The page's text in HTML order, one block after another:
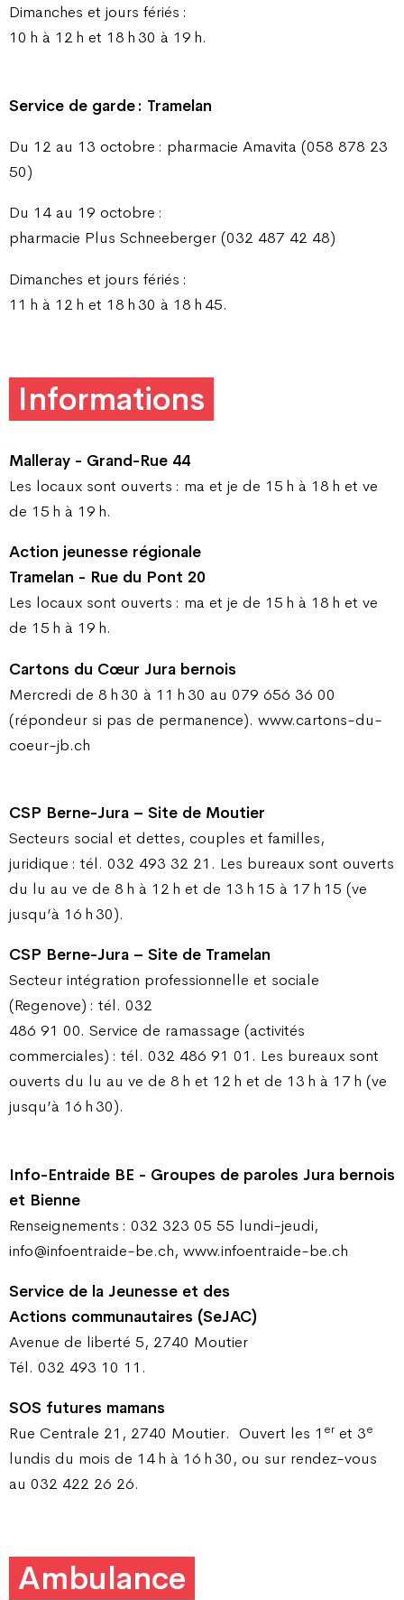
Dimanches et jours fériés :
10 h à 12 h et 18 h 30 à 19 h.
Service de garde : Tramelan
Du 12 au 13 octobre : pharmacie Amavita (058 878 23
50)
Du 14 au 19 octobre :
pharmacie Plus Schneeberger (032 487 42 48)
Dimanches et jours fériés :
11 h à 12 h et 18 h 30 à 18 h 45.
Informations
Malleray - Grand-Rue 44
Les locaux sont ouverts : ma et je de 15 h à 18 h et ve
de 15 h à 19 h.
Action jeunesse régionale
Tramelan - Rue du Pont 20
Les locaux sont ouverts : ma et je de 15 h à 18 h et ve
de 15 h à 19 h.
Cartons du Cœur Jura bernois
Mercredi de 8 h 30 à 11 h 30 au 079 656 36 00
(répondeur si pas de permanence). www.cartons-du-
coeur-jb.ch
CSP Berne-Jura – Site de Moutier
Secteurs social et dettes, couples et familles,
juridique : tél. 032 493 32 21. Les bureaux sont ouverts
du lu au ve de 8 h à 12 h et de 13 h 15 à 17 h 15 (ve
jusqu’à 16 h 30).
CSP Berne-Jura – Site de Tramelan
Secteur intégration professionnelle et sociale
(Regenove) : tél. 032
486 91 00. Service de ramassage (activités
commerciales) : tél. 032 486 91 01. Les bureaux sont
ouverts du lu au ve de 8 h et 12 h et de 13 h à 17 h (ve
jusqu’à 16 h 30).
Info-Entraide BE - Groupes de paroles Jura bernois
et Bienne
Renseignements : 032 323 05 55 lundi-jeudi,
info@infoentraide-be.ch, www.infoentraide-be.ch
Service de la Jeunesse et des
Actions communautaires (SeJAC)
Avenue de liberté 5, 2740 Moutier
Tél. 032 493 10 11.
SOS futures mamans
Rue Centrale 21, 2740 Moutier. Ouvert les 1 er et 3e
lundis du mois de 14 h à 16 h 30, ou sur rendez-vous
au 032 422 26 26.
Ambulance